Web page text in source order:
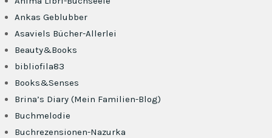
Ankas Geblubber
Asaviels Bücher-Allerlei
Beauty&Books
bibliofila83
Books&Senses
Brina’s Diary (Mein Familien-Blog)
Buchmelodie
Buchrezensionen-Nazurka